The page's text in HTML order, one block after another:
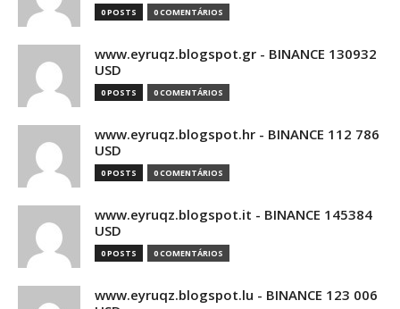
0 POSTS 0 COMENTÁRIOS
www.eyruqz.blogspot.gr - BINANCE 130932
USD
0 POSTS 0 COMENTÁRIOS
www.eyruqz.blogspot.hr - BINANCE 112 786
USD
0 POSTS 0 COMENTÁRIOS
www.eyruqz.blogspot.it - BINANCE 145384
USD
0 POSTS 0 COMENTÁRIOS
www.eyruqz.blogspot.lu - BINANCE 123 006